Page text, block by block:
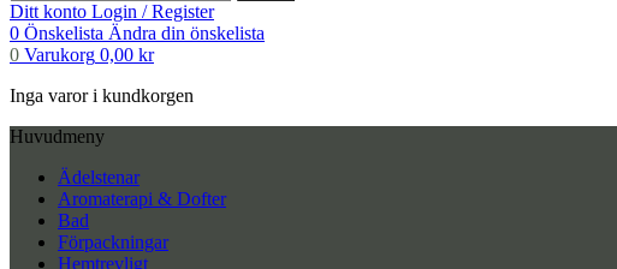
Ditt konto Login / Register
0 Önskelista Ändra din önskelista
0 Varukorg 0,00 kr
Inga varor i kundkorgen
Huvudmeny
Ädelstenar
Aromaterapi & Dofter
Bad
Förpackningar
Hemtrevligt